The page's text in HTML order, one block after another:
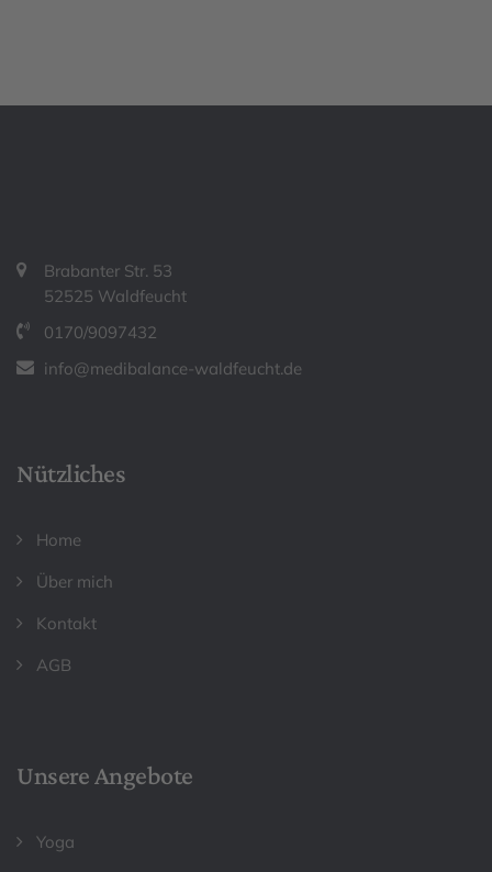
Brabanter Str. 53
52525 Waldfeucht
0170/9097432
info@medibalance-waldfeucht.de
Nützliches
Home
Über mich
Kontakt
AGB
Unsere Angebote
Yoga